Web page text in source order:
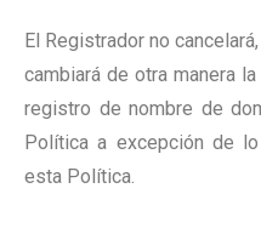
El Registrador no
cambiará de otra manera
registro de nombre de
Política a excepción de
esta Política.